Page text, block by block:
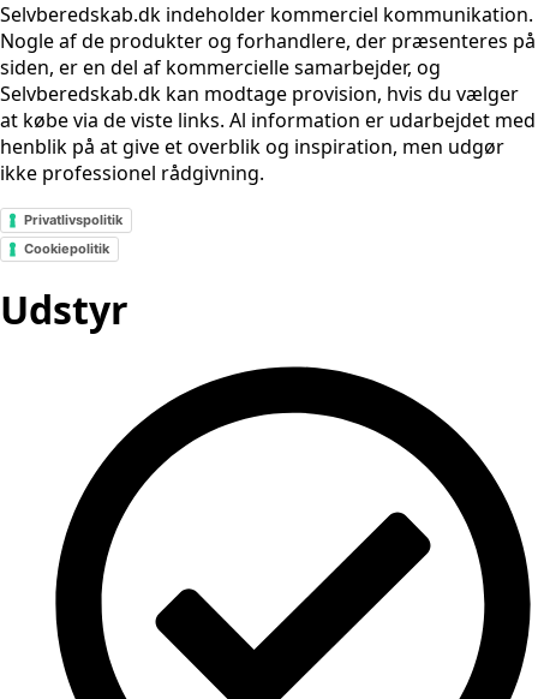
Selvberedskab.dk indeholder kommerciel kommunikation.
Nogle af de produkter og forhandlere, der præsenteres på
siden, er en del af kommercielle samarbejder, og
Selvberedskab.dk kan modtage provision, hvis du vælger
at købe via de viste links. Al information er udarbejdet med
henblik på at give et overblik og inspiration, men udgør
ikke professionel rådgivning.
Privatlivspolitik
Cookiepolitik
Udstyr